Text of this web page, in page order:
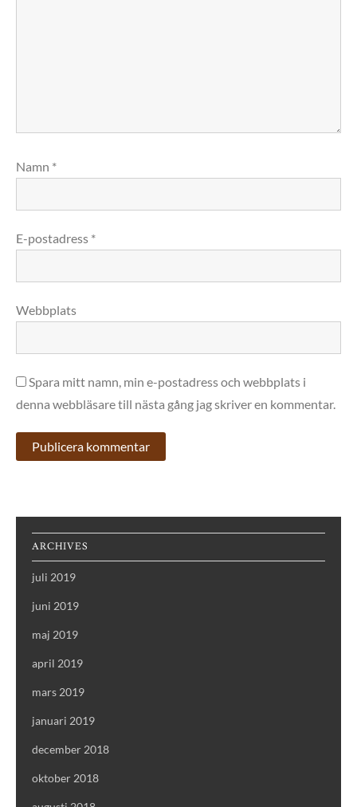
Namn *
E-postadress *
Webbplats
Spara mitt namn, min e-postadress och webbplats i
denna webbläsare till nästa gång jag skriver en kommentar.
ARCHIVES
juli 2019
juni 2019
maj 2019
april 2019
mars 2019
januari 2019
december 2018
oktober 2018